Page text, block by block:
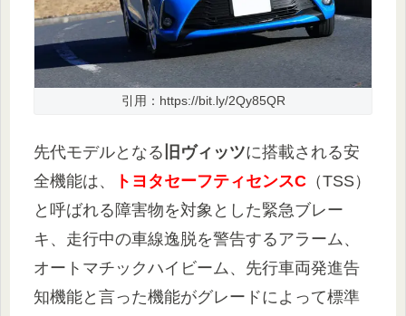
引用：https://bit.ly/2Qy85QR
先代モデルとなる 旧ヴィッツに搭載される安
全機能は、
トヨタセーフティセンスC （TSS）
と呼ばれる障害物を対象とした緊急ブレー
キ、走行中の車線逸脱を警告するアラーム、
オートマチックハイビーム、先行車両発進告
知機能と言った機能がグレードによって標準